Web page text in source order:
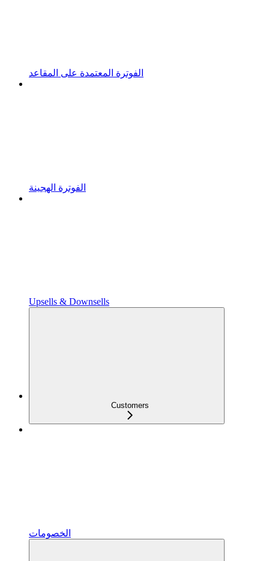
الفوترة المعتمدة على المقاعد
الفوترة الهجينة
Upsells & Downsells
Customers
الخصومات